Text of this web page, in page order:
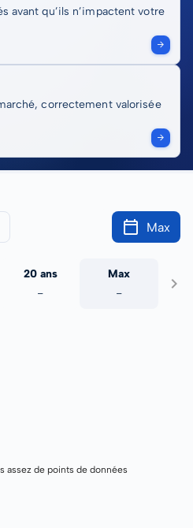
avant qu’ils n’impactent votre
correctement valorisée
Max
20 ans
-
Max
-
assez de points de données